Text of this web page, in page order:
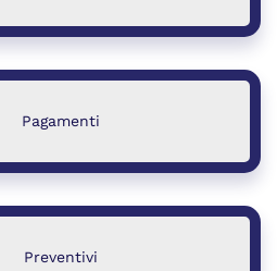
Pagamenti
Preventivi